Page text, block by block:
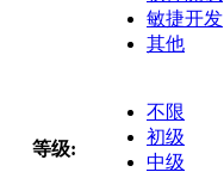
敏捷开发
其他
等级:
不限
初级
中级